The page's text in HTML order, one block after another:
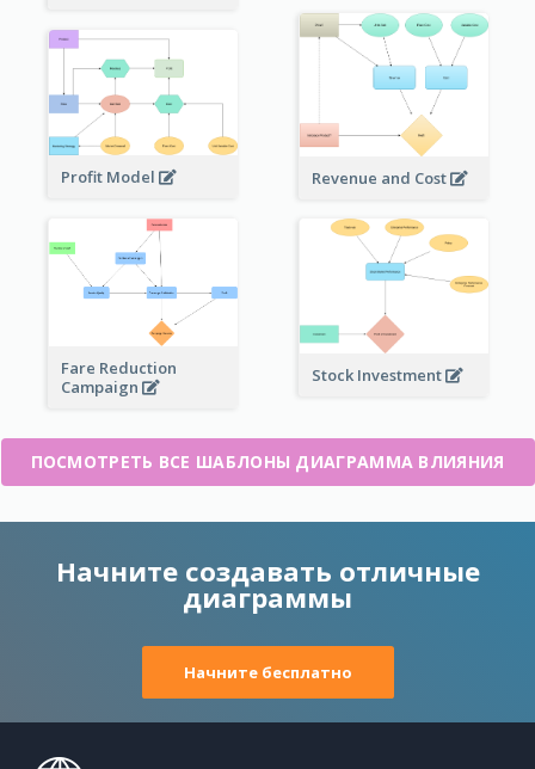
Revenue and Cost
Profit Model
Fare Reduction
Campaign
Stock Investment
ПОСМОТРЕТЬ ВСЕ ШАБЛОНЫ ДИАГРАММА ВЛИЯНИЯ
Начните создавать отличные
диаграммы
Начните бесплатно